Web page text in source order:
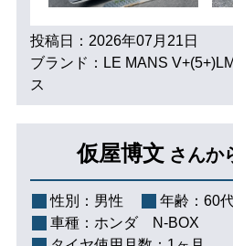
投稿日：2026年07月21日
ブランド：LE MANS
ス
仮屋博文 さんか
性別： 男性 年齢： 60
車種： ホンダ N-BOX